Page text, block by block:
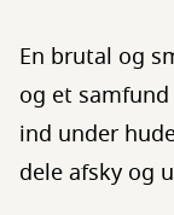
En brutal og
og et
ind under
dele afsky og